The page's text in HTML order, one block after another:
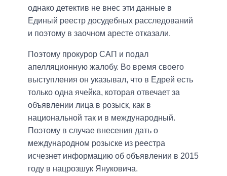
однако детектив не внес эти данные в
Единый реестр досудебных расследований
и поэтому в заочном аресте отказали.
Поэтому прокурор САП и подал
апелляционную жалобу. Во время своего
выступления он указывал, что в Едрей есть
только одна ячейка, которая отвечает за
объявлении лица в розыск, как в
национальной так и в международный.
Поэтому в случае внесения дать о
международном розыске из реестра
исчезнет информацию об объявлении в 2015
году в нацрозшук Януковича.